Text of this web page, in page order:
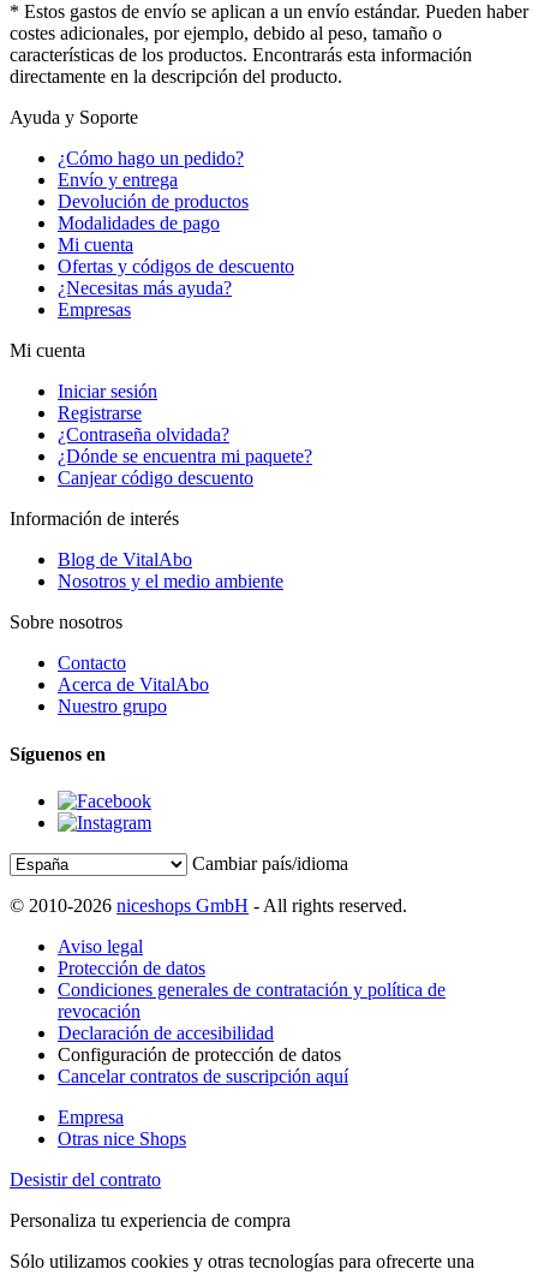
* Estos gastos de envío se aplican a un envío estándar. Pueden haber
costes adicionales, por ejemplo, debido al peso, tamaño o
características de los productos. Encontrarás esta información
directamente en la descripción del producto.
Ayuda y Soporte
¿Cómo hago un pedido?
Envío y entrega
Devolución de productos
Modalidades de pago
Mi cuenta
Ofertas y códigos de descuento
¿Necesitas más ayuda?
Empresas
Mi cuenta
Iniciar sesión
Registrarse
¿Contraseña olvidada?
¿Dónde se encuentra mi paquete?
Canjear código descuento
Información de interés
Blog de VitalAbo
Nosotros y el medio ambiente
Sobre nosotros
Contacto
Acerca de VitalAbo
Nuestro grupo
Síguenos en
Cambiar país/idioma
© 2010-2026 niceshops GmbH - All rights reserved.
Aviso legal
Protección de datos
Condiciones generales de contratación y política de
revocación
Declaración de accesibilidad
Configuración de protección de datos
Cancelar contratos de suscripción aquí
Empresa
Otras nice Shops
Desistir del contrato
Personaliza tu experiencia de compra
Sólo utilizamos cookies y otras tecnologías para ofrecerte una